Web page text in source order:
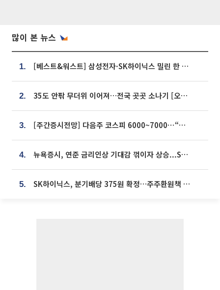
많이 본 뉴스
1. [베스트&워스트] 삼성전자·SK하이닉스 밀린 한 주…상상인증권은 85% 급등
2. 35도 안팎 무더위 이어져…전국 곳곳 소나기 [오늘 날씨]
3. [주간증시전망] 다음주 코스피 6000~7000⋯“外人 수급은 정책이 변수”
4. 뉴욕증시, 연준 금리인상 기대감 꺾이자 상승...S&P500 사상 최고치 [종합]
5. SK하이닉스, 분기배당 375원 확정…주주환원책 9월로 앞당겨 발표